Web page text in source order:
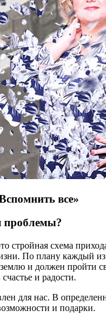
все»
проблемы?
стройная схема
По плану каждый из
и должен пройти
и радости.
для нас. В
и подарки.